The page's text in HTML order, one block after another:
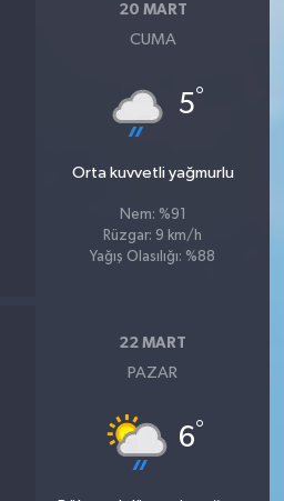
20 MART
CUMA
5°
Orta kuvvetli yağmurlu
Nem: %91
Rüzgar: 9 km/h
Yağış Olasılığı: %88
22 MART
PAZAR
6°